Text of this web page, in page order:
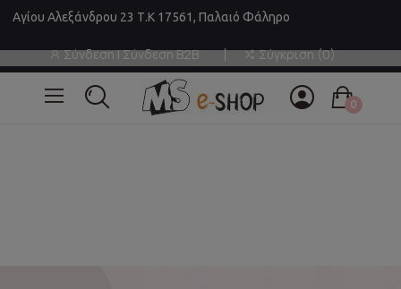
Αγίου Αλεξάνδρου 23 Τ.Κ 17561, Παλαιό Φάληρο
Σύνδεση | Σύνδεση B2B Σύγκριση 0
0